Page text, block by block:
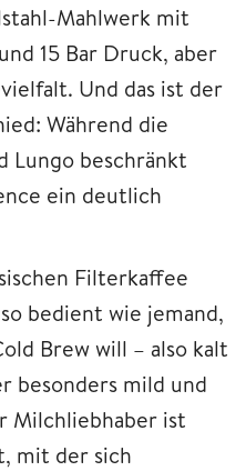
Mahlwerk mit
15 Bar Druck, aber
Und das ist der
Während die
Lungo beschränkt
ein deutlich
Filterkaffee
bedient wie jemand,
Brew will – also kalt
besonders mild und
Milchliebhaber ist
mit der sich